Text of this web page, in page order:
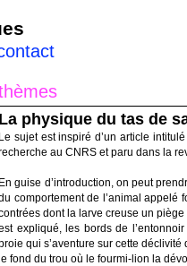
La physique du tas de
Le sujet est inspiré d’un article
au CNRS et paru dans la
En guise d’introduction, on peut
comportement de l’animal appelé
dont la larve creuse un
expliqué, les bords de
qui s’aventure sur cette
le fond du trou où le fourmi-lion la